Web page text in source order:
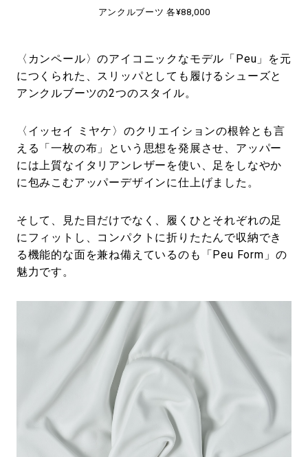
アンクルブーツ 各¥88,000
〈カンペール〉のアイコニックなモデル「Peu」を元
につくられた、スリッパとしても履けるシューズと
アンクルブーツの2つのスタイル。
〈イッセイ ミヤケ〉のクリエイションの根幹とも言
える「一枚の布」という思想を発展させ、アッパー
には上質なイタリアンレザーを使い、足をしなやか
に包みこむアッパーデザインに仕上げました。
そして、見た目だけでなく、履くひとそれぞれの足
にフィットし、コンパクトに折りたたんで収納でき
る機能的な面を兼ね備えているのも「Peu Form」の
魅力です。